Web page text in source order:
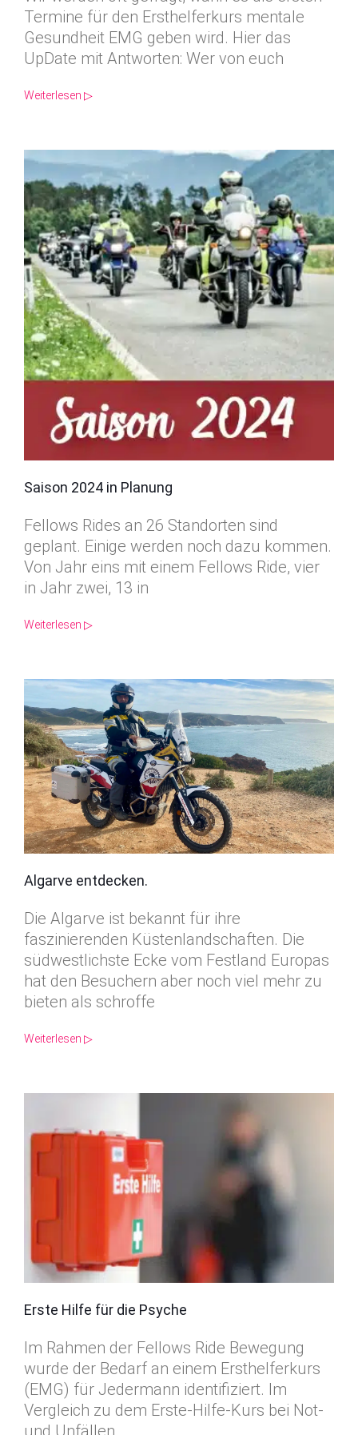
Termine für den Ersthelferkurs mentale
Gesundheit EMG geben wird. Hier das
UpDate mit Antworten: Wer von euch
Weiterlesen ▷
Saison 2024 in Planung
Fellows Rides an 26 Standorten sind
geplant. Einige werden noch dazu kommen.
Von Jahr eins mit einem Fellows Ride, vier
in Jahr zwei, 13 in
Weiterlesen ▷
Algarve entdecken.
Die Algarve ist bekannt für ihre
faszinierenden Küstenlandschaften. Die
südwestlichste Ecke vom Festland Europas
hat den Besuchern aber noch viel mehr zu
bieten als schroffe
Weiterlesen ▷
Erste Hilfe für die Psyche
Im Rahmen der Fellows Ride Bewegung
wurde der Bedarf an einem Ersthelferkurs
(EMG) für Jedermann identifiziert. Im
Vergleich zu dem Erste-Hilfe-Kurs bei Not-
und Unfällen